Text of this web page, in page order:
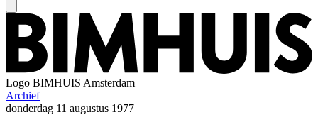
Logo BIMHUIS Amsterdam
Archief
donderdag 11 augustus 1977